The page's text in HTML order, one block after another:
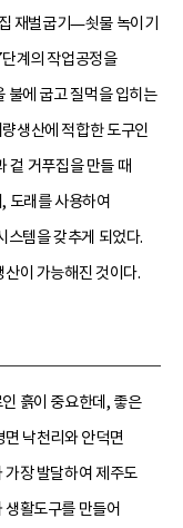
재벌굽기—쇳물 녹이기
계의 작업공정을
불에 굽고 질먹을 입히는
생산에 적합한 도구인
겉 거푸집을 만들 때
도래를 사용하여
스템을 갖추게 되었다.
이 가능해진 것이다.
흙이 중요한데, 좋은
낙천리와 안덕면
가장 발달하여 제주도
활도구를 만들어